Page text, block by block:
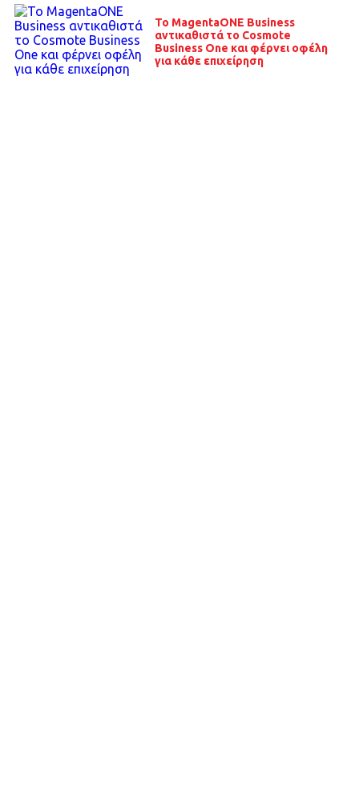
Το MagentaONE Business
αντικαθιστά το Cosmote
Business One και φέρνει οφέλη
για κάθε επιχείρηση